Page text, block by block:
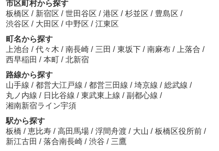
市区町村から探す
板橋区 / 新宿区 / 世田谷区 / 港区 / 杉並区 / 豊島区 /
渋谷区 / 大田区 / 中野区 / 江東区
町名から探す
上池台 / 代々木 / 南長崎 / 三田 / 東坂下 / 南麻布 / 上落合 /
西早稲田 / 本町 / 北新宿
路線から探す
山手線 / 都営大江戸線 / 都営三田線 / 埼京線 / 総武線 /
丸ノ内線 / 日比谷線 / 東武東上線 / 副都心線 /
湘南新宿ライン宇須
駅から探す
板橋 / 恵比寿 / 高田馬場 / 浮間舟渡 / 大山 / 板橋区役所前 /
新江古田 / 落合南長崎 / 渋谷 / 三鷹